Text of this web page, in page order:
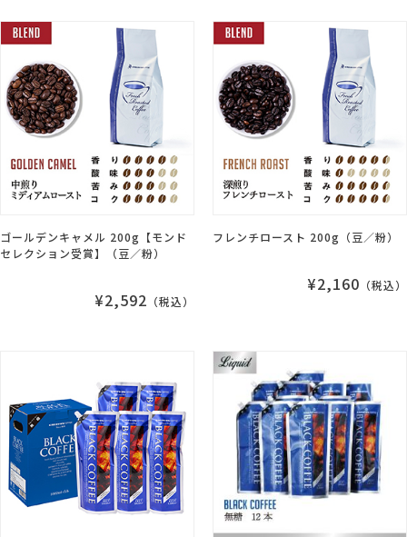
ゴールデンキャメル 200g【モンド
セレクション受賞】（豆／粉）
¥2,592 （税込）
フレンチロースト 200g（豆／粉）
¥2,160 （税込）